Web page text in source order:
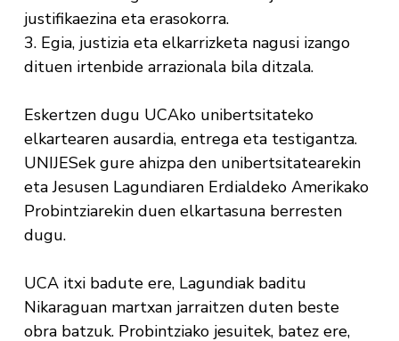
justifikaezina eta erasokorra.
3. Egia, justizia eta elkarrizketa nagusi izango
dituen irtenbide arrazionala bila ditzala.
Eskertzen dugu UCAko unibertsitateko
elkartearen ausardia, entrega eta testigantza.
UNIJESek gure ahizpa den unibertsitatearekin
eta Jesusen Lagundiaren Erdialdeko Amerikako
Probintziarekin duen elkartasuna berresten
dugu.
UCA itxi badute ere, Lagundiak baditu
Nikaraguan martxan jarraitzen duten beste
obra batzuk. Probintziako jesuitek, batez ere,